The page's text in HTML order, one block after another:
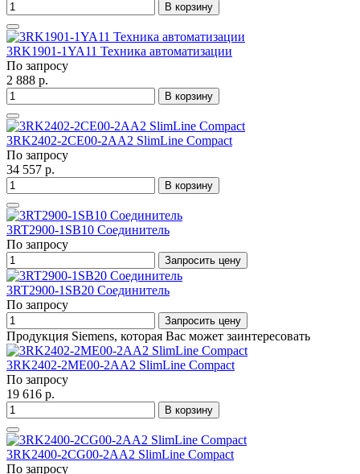
В корзину
3RK1901-1YA11 Техника автоматизации
По запросу
2 888 р.
В корзину
3RK2402-2CE00-2AA2 SlimLine Compact
По запросу
34 557 р.
В корзину
3RT2900-1SB10 Соединитель
По запросу
Запросить цену
3RT2900-1SB20 Соединитель
По запросу
Запросить цену
Продукция Siemens, которая Вас может заинтересовать
3RK2402-2ME00-2AA2 SlimLine Compact
По запросу
19 616 р.
В корзину
3RK2400-2CG00-2AA2 SlimLine Compact
По запросу